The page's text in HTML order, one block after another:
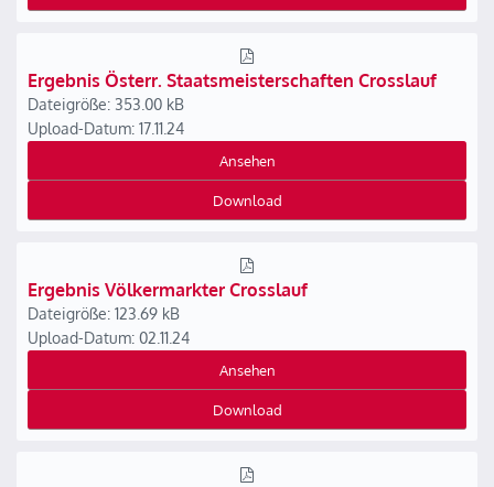
Ergebnis Österr. Staatsmeisterschaften Crosslauf
Dateigröße: 353.00 kB
Upload-Datum: 17.11.24
Ansehen
Download
Ergebnis Völkermarkter Crosslauf
Dateigröße: 123.69 kB
Upload-Datum: 02.11.24
Ansehen
Download